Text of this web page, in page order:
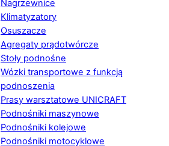
Nagrzewnice
Klimatyzatory
Osuszacze
Agregaty prądotwórcze
Stoły podnośne
Wózki transportowe z funkcją
podnoszenia
Prasy warsztatowe UNICRAFT
Podnośniki maszynowe
Podnośniki kolejowe
Podnośniki motocyklowe